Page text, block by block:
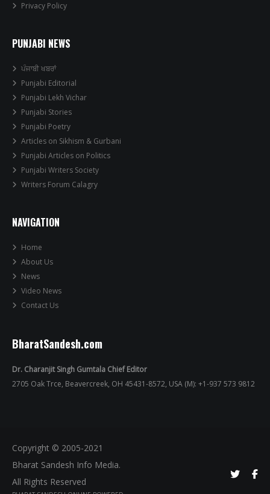
Privacy Policy
PUNJABI NEWS
ਪੰਜਾਬੀ ਖਬਰਾਂ
Punjabi Editorial
Punjabi Lekh Vichar
Punjabi Stories
Punjabi Poetry
Articles on Sikhism & Gurbani
Punjabi Articles on Politics
Punjabi Writers Society
Writers Forum Calagry
NAVIGATION
Home
About Us
News
Video News
Contact Us
BharatSandesh.com
Dr. Charanjit Singh Gumtala Chief Editor
2705 Oak Trce, Beavercreek, OH 45431-8572, USA (M): +1-937 573 9812
Copyright © 2005-2021
Bharat Sandesh Info Media.
All Rights Reserved